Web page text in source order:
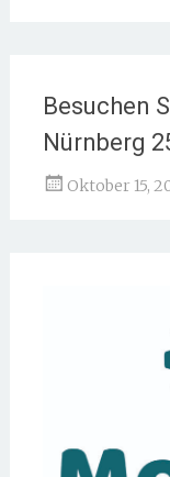
Besuchen
Nürnberg
Oktober 15,